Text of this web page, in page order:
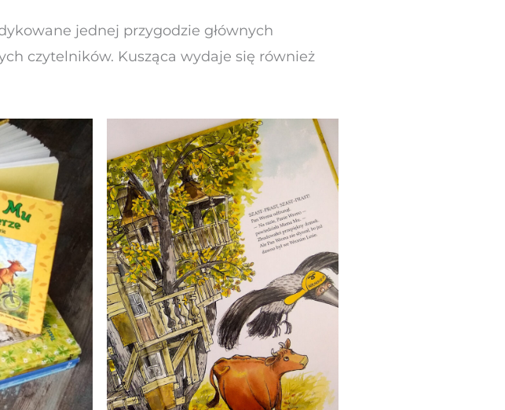
jednej przygodzie głównych
czytelników. Kusząca wydaje się również